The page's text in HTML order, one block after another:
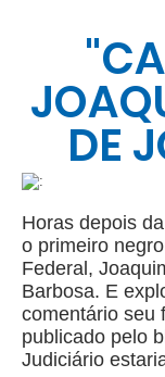
DE
Horas depois
o primeiro
Federal,
Barbosa. E
comentário seu
publicado pelo
Judiciário